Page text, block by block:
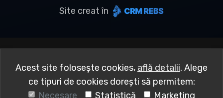
Site creat în
Acest site folosește cookies, află detalii. Alege
ce tipuri de cookies dorești să permitem:
Necesare
Statistică Marketing